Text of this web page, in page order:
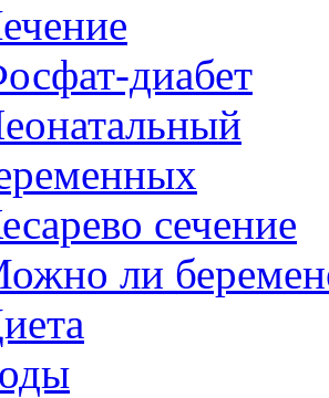
диабет
сечение
ли